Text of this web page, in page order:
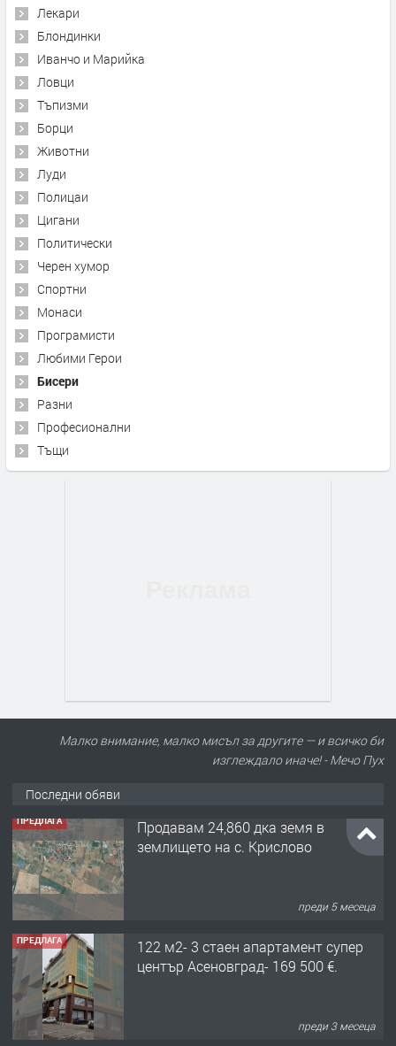
Лекари
Блондинки
Иванчо и Марийка
Ловци
Тъпизми
Борци
Животни
Луди
Полицаи
Цигани
Политически
Черен хумор
Спортни
Монаси
Програмисти
Любими Герои
Бисери
Разни
Професионални
Тъщи
Малко внимание, малко мисъл за другите — и всичко би
изглеждало иначе! - Мечо Пух
Последни обяви
ПРЕДЛАГА
122 м2- 3 стаен апартамент супер
център Асеновград- 169 500 €.
преди 3 месеца
ПРЕДЛАГА Ретро Остъклена врата
преди 3 месеца